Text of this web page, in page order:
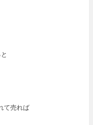
て売れば